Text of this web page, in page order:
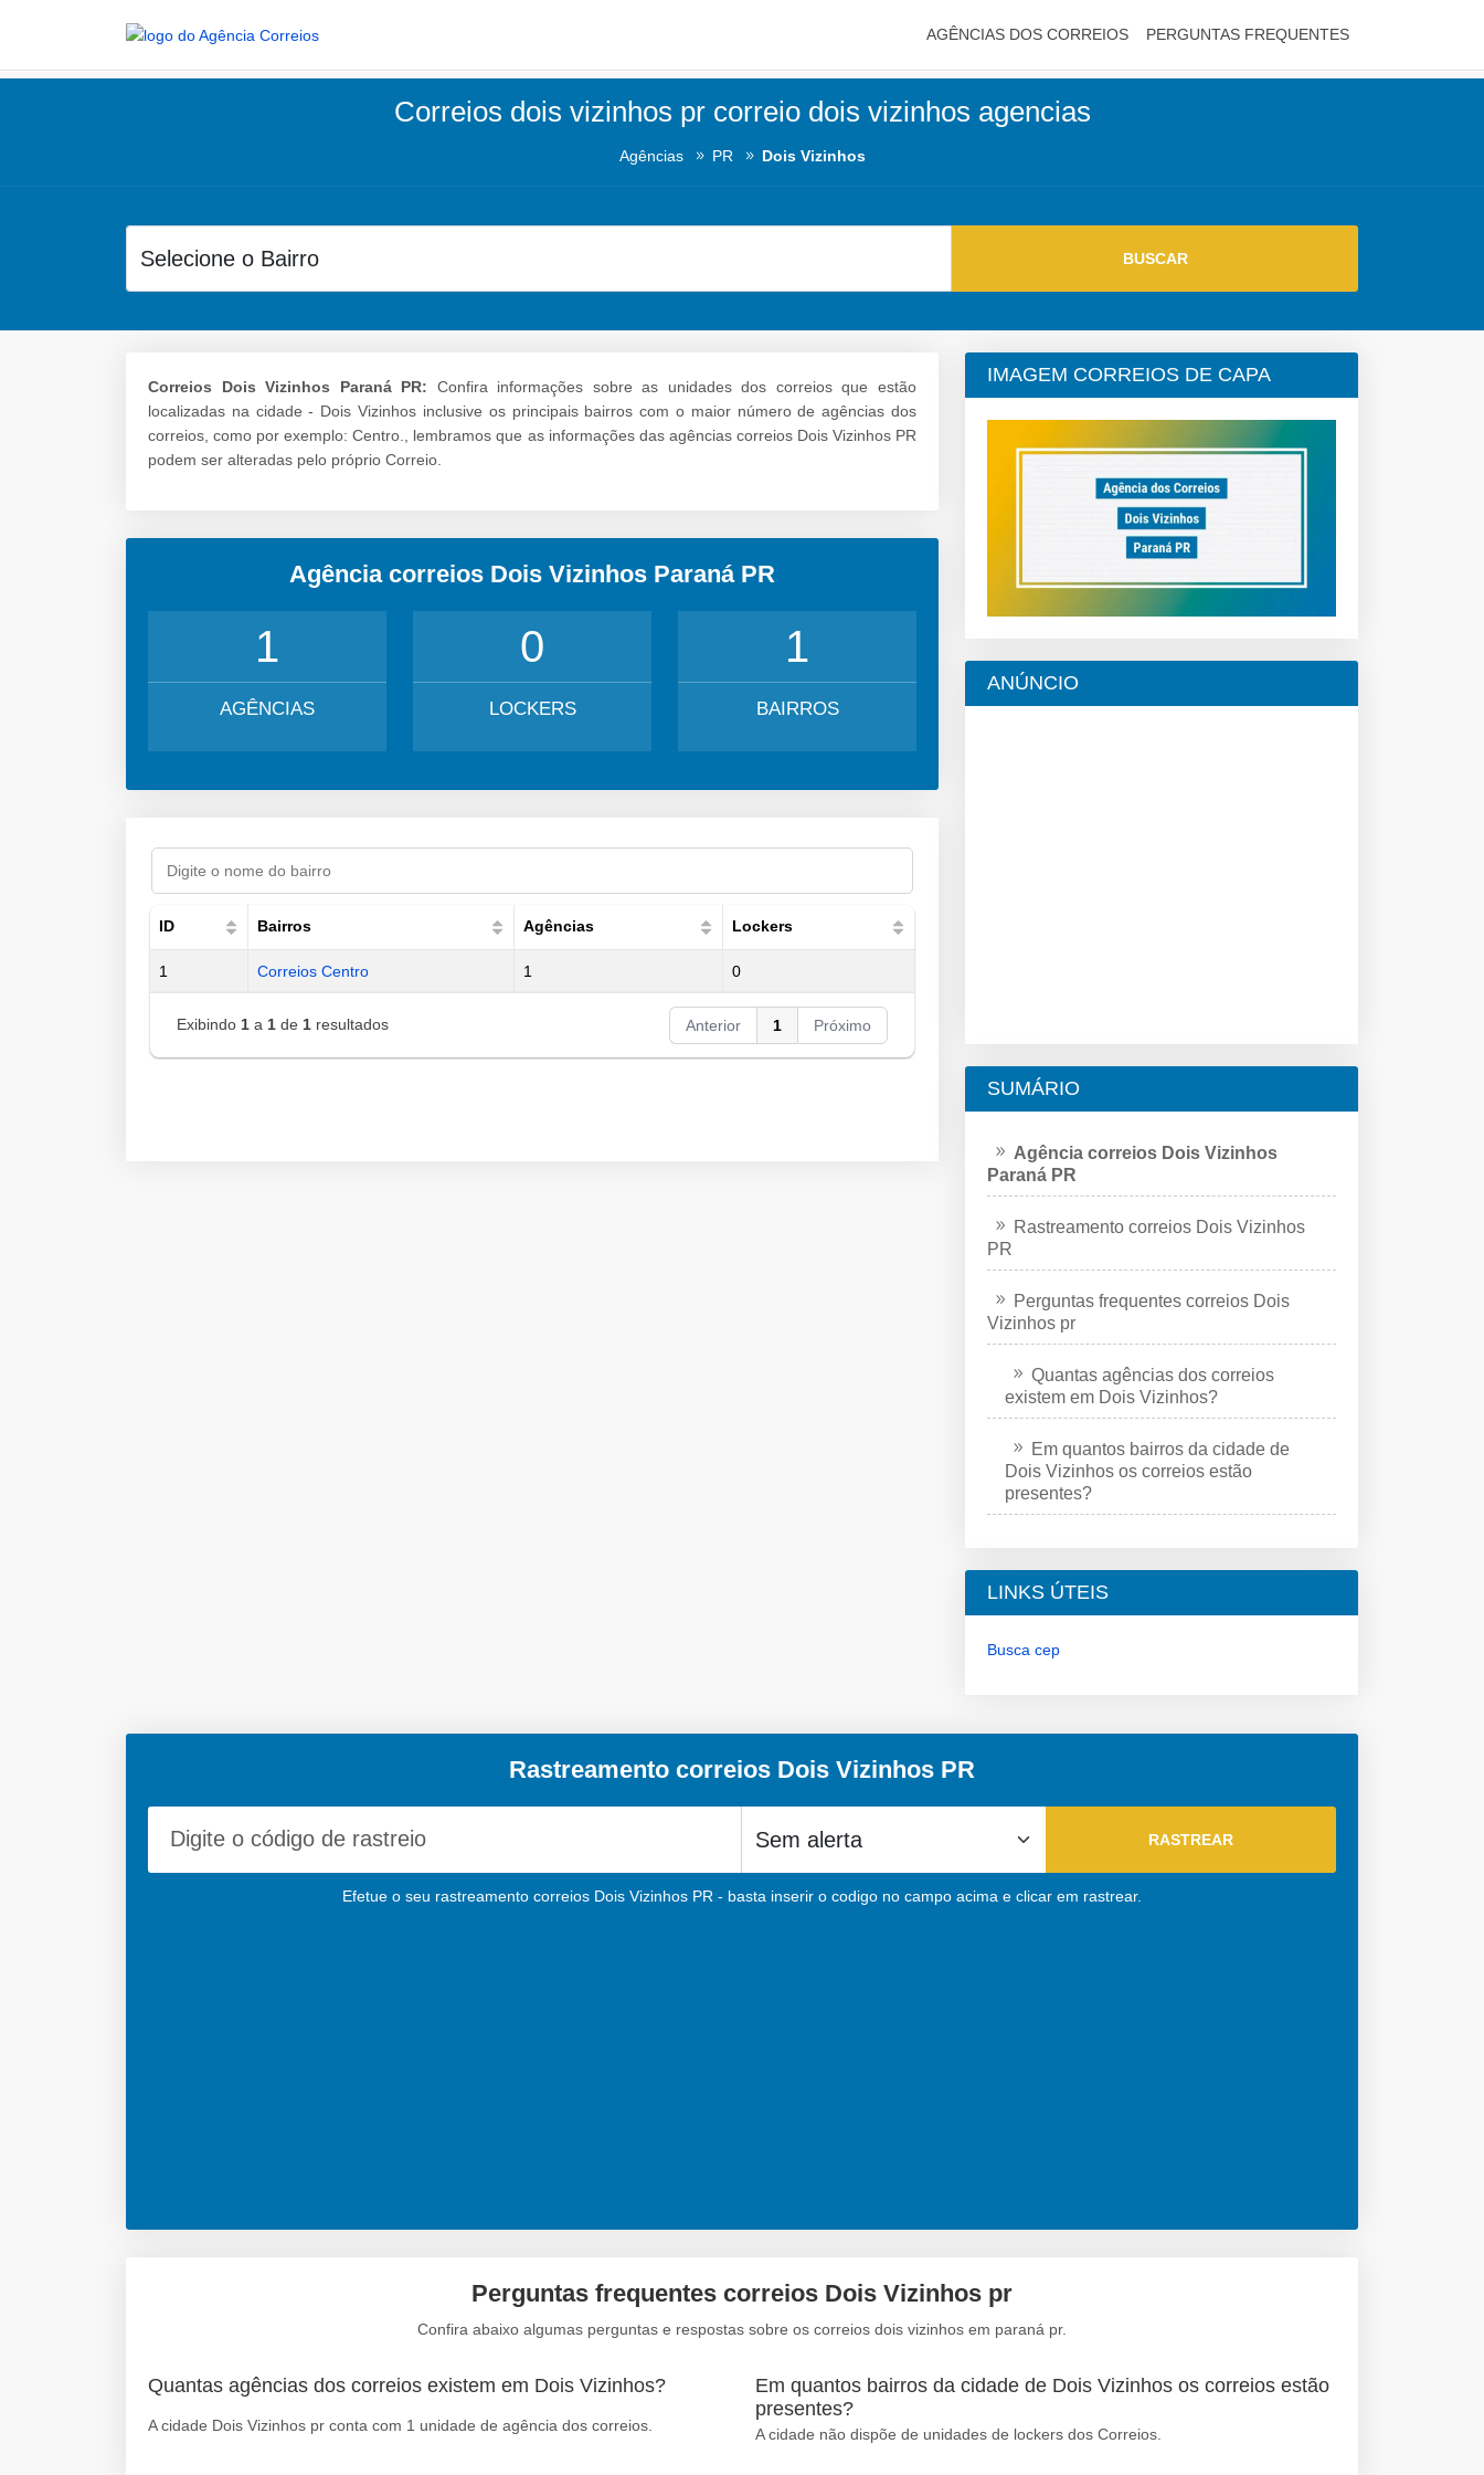
AGÊNCIAS DOS CORREIOS PERGUNTAS FREQUENTES
Correios dois vizinhos pr correio dois vizinhos agencias
Agências PR Dois Vizinhos
Correios Dois Vizinhos Paraná PR: Confira informações sobre as unidades dos correios que estão
localizadas na cidade - Dois Vizinhos inclusive os principais bairros com o maior número de agências dos
correios, como por exemplo: Centro., lembramos que as informações das agências correios Dois Vizinhos PR
podem ser alteradas pelo próprio Correio.
Agência correios Dois Vizinhos Paraná PR
1
AGÊNCIAS
0
LOCKERS
1
BAIRROS
ID Bairros Agências Lockers
1 Correios Centro 1 0
Exibindo 1 a 1 de 1 resultados Anterior 1 Próximo
IMAGEM CORREIOS DE CAPA
ANÚNCIO
SUMÁRIO
Agência correios Dois Vizinhos
Paraná PR
Rastreamento correios Dois Vizinhos
PR
Perguntas frequentes correios Dois
Vizinhos pr
Quantas agências dos correios
existem em Dois Vizinhos?
Em quantos bairros da cidade de
Dois Vizinhos os correios estão
presentes?
LINKS ÚTEIS
Busca cep
Rastreamento correios Dois Vizinhos PR
Efetue o seu rastreamento correios Dois Vizinhos PR - basta inserir o codigo no campo acima e clicar em rastrear.
Perguntas frequentes correios Dois Vizinhos pr
Confira abaixo algumas perguntas e respostas sobre os correios dois vizinhos em paraná pr.
Quantas agências dos correios existem em Dois Vizinhos?
A cidade Dois Vizinhos pr conta com 1 unidade de agência dos correios.
Em quantos bairros da cidade de Dois Vizinhos os correios estão
presentes?
A cidade não dispõe de unidades de lockers dos Correios.